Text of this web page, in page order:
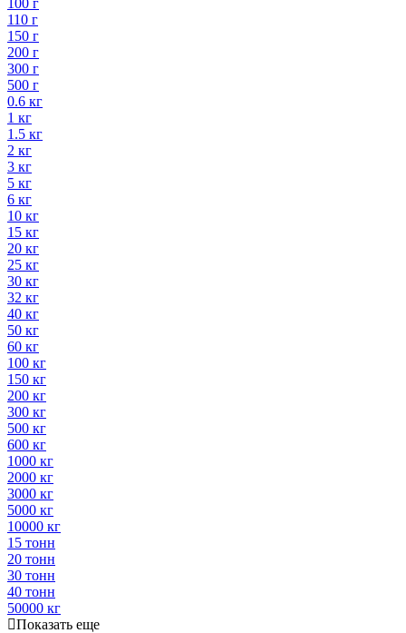
110 г
150 г
200 г
300 г
500 г
0.6 кг
1 кг
1.5 кг
2 кг
3 кг
5 кг
6 кг
10 кг
15 кг
20 кг
25 кг
30 кг
32 кг
40 кг
50 кг
60 кг
100 кг
150 кг
200 кг
300 кг
500 кг
600 кг
1000 кг
2000 кг
3000 кг
5000 кг
10000 кг
15 тонн
20 тонн
30 тонн
40 тонн
50000 кг
Показать еще